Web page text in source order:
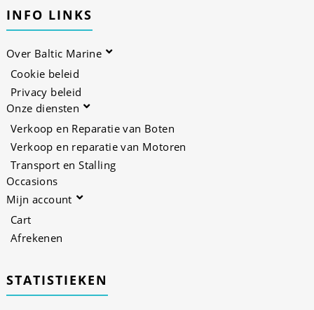
INFO LINKS
Over Baltic Marine
Cookie beleid
Privacy beleid
Onze diensten
Verkoop en Reparatie van Boten
Verkoop en reparatie van Motoren
Transport en Stalling
Occasions
Mijn account
Cart
Afrekenen
STATISTIEKEN